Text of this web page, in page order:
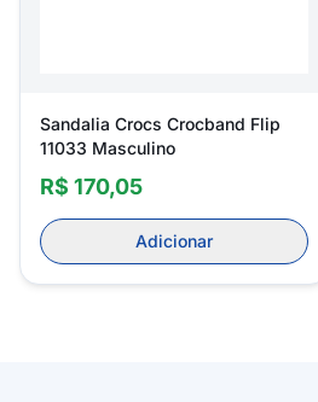
Sandalia Crocs Crocband Flip
11033 Masculino
R$ 170,05
Adicionar